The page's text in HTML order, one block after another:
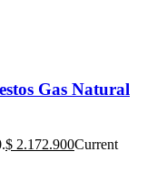
Gas Natural
$ 2.172.900Current